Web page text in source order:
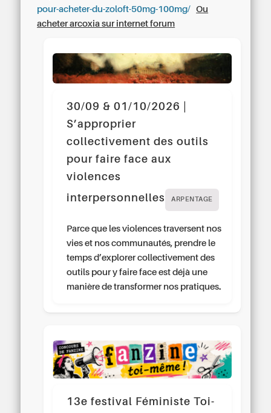
pour-acheter-du-zoloft-50mg-100mg/
Ou
acheter arcoxia sur internet forum
30/09 & 01/10/2026 |
S’approprier
collectivement des outils
pour faire face aux
violences
interpersonnelles
ARPENTAGE
Parce que les violences traversent nos
vies et nos communautés, prendre le
temps d’explorer collectivement des
outils pour y faire face est déjà une
manière de transformer nos pratiques.
13e festival Féministe Toi-